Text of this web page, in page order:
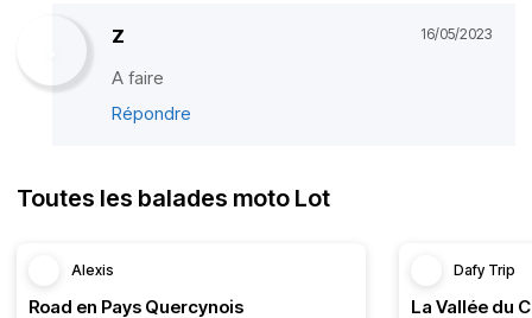
Z 16/05/2023
A faire
Répondre
Toutes les balades moto Lot
Alexis
Road en Pays Quercynois
Dafy Trip
La Vallée du